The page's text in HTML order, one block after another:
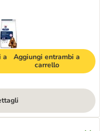
a
Aggiungi entrambi a
carrello